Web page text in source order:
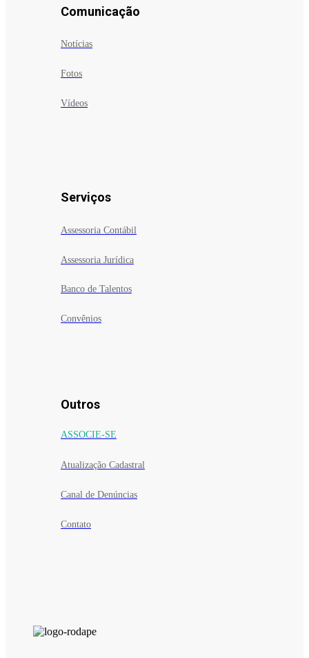
Comunicação
Notícias
Fotos
Vídeos
Serviços
Assessoria Contábil
Assessoria Jurídica
Banco de Talentos
Convênios
Outros
ASSOCIE-SE
Atualização Cadastral
Canal de Denúncias
Contato